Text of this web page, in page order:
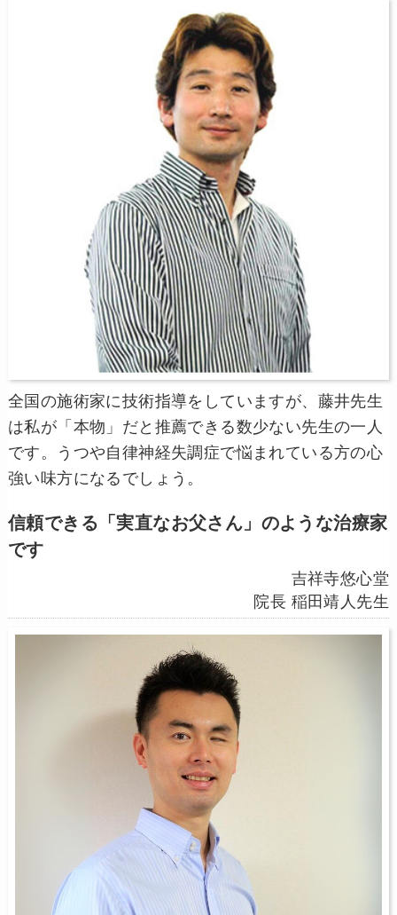
全国の施術家に技術指導をしていますが、藤井先生
は私が「本物」だと推薦できる数少ない先生の一人
です。うつや自律神経失調症で悩まれている方の心
強い味方になるでしょう。
信頼できる「実直なお父さん」のような治療家
です
吉祥寺悠心堂
院長 稲田靖人先生